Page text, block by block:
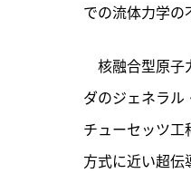
での流体力学の
核融合型原子
ダのジェネラ
チューセッツ工
方式に近い超伝